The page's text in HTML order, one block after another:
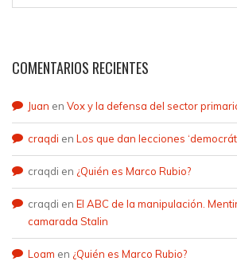
COMENTARIOS RECIENTES
Juan en Vox y la defensa del sector
craqdi en Los que dan lecciones
craqdi en ¿Quién es Marco Rubio?
craqdi en El ABC de la manipulación.
camarada Stalin
Loam en ¿Quién es Marco Rubio?